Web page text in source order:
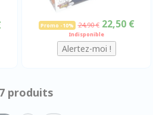
Promo -10% 24,90 € 22,50 €
Indisponible
produits